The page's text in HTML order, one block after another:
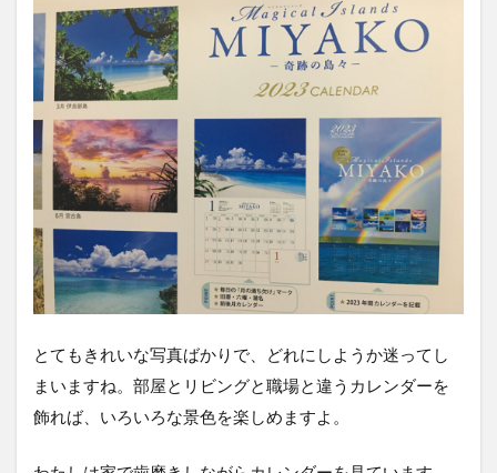
とてもきれいな写真ばかりで、どれにしようか迷ってし
まいますね。部屋とリビングと職場と違うカレンダーを
飾れば、いろいろな景色を楽しめますよ。